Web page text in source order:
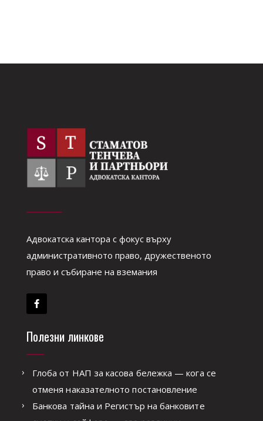
Адвокатска кантора с фокус върху
административното право, дружественото
право и събиране на вземания
Полезни линкове
Глоба от НАП за касова бележка — кога се
отменя наказателното постановление
Банкова тайна и Регистър на банковите